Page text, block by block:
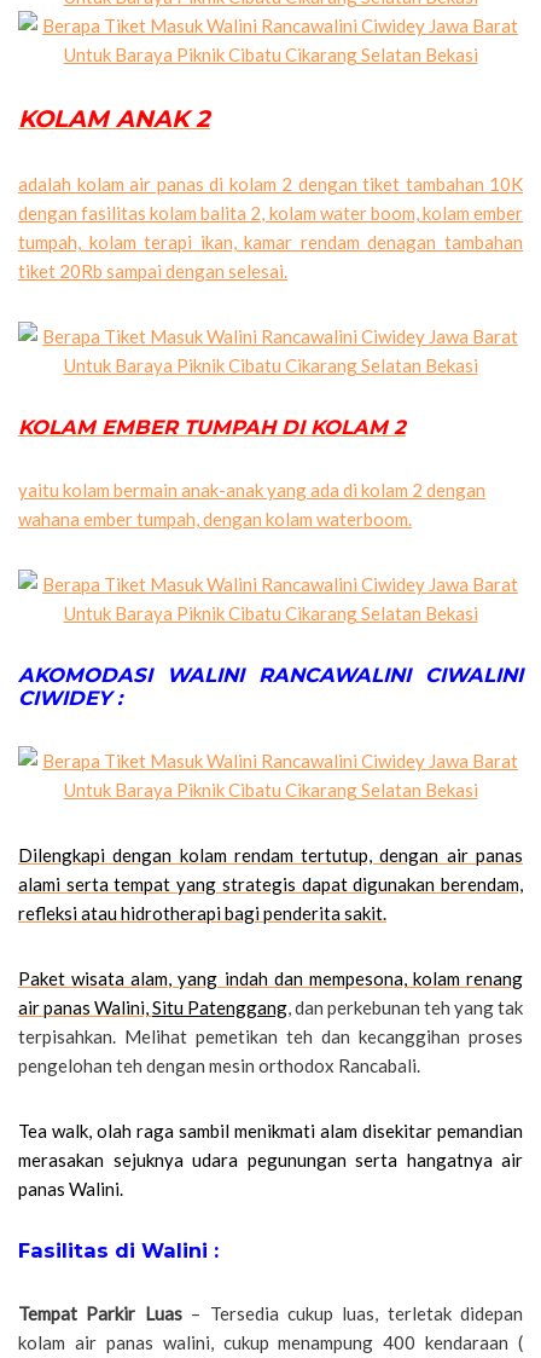
KOLAM ANAK 2
adalah kolam air panas di kolam 2 dengan tiket tambahan 10K
dengan fasilitas kolam balita 2, kolam water boom, kolam ember
tumpah, kolam terapi ikan, kamar rendam denagan tambahan
tiket 20Rb sampai dengan selesai.
KOLAM EMBER TUMPAH DI KOLAM 2
yaitu kolam bermain anak-anak yang ada di kolam 2 dengan
wahana ember tumpah, dengan kolam waterboom.
AKOMODASI WALINI RANCAWALINI CIWALINI
CIWIDEY :
Dilengkapi dengan kolam rendam tertutup, dengan air panas
alami serta tempat yang strategis dapat digunakan berendam,
refleksi atau hidrotherapi bagi penderita sakit.
Paket wisata alam, yang indah dan mempesona, kolam renang
air panas Walini,Situ Patenggang, dan perkebunan teh yang tak
terpisahkan. Melihat pemetikan teh dan kecanggihan proses
pengelohan teh dengan mesin orthodox Rancabali.
Tea walk, olah raga sambil menikmati alam disekitar pemandian
merasakan sejuknya udara pegunungan serta hangatnya air
panas Walini.
Fasilitas di Walini :
Tempat Parkir Luas– Tersedia cukup luas, terletak didepan
kolam air panas walini, cukup menampung 400 kendaraan (